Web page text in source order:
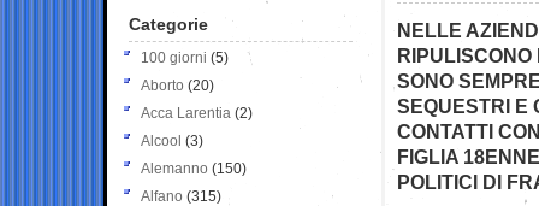
NELLE
SONO
SEQUESTRI E
CONTATTI
FIGLIA
POLITICI DI
Categorie
100 giorni (5)
Aborto (20)
Acca Larentia (2)
Alcool (3)
Alemanno (150)
Alfano (315)